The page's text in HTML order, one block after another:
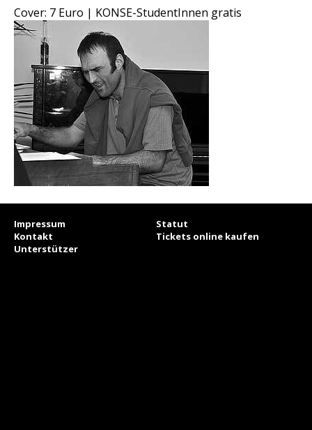
Cover: 7 Euro | KONSE-StudentInnen gratis
Impressum
Statut
Kontakt
Tickets online kaufen
Unterstützer